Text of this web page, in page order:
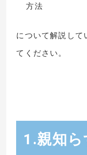
方法
について解説して
てください。
1.親知